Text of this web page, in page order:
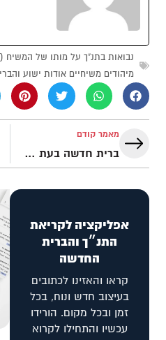
נבואות בתנ"ך על מותו של המשיח
מיהודים משיחיים אודות ישוע
מאמר קודם
ברית חדשה בעת קיבוץ גלויות?
אפליקציה לקריאת
התנ״ך והברית
החדשה
קראו והאזינו לכתובים
בעיצוב חדש ונוח, בכל
זמן ובכל מקום. הורידו
עכשיו והתחילו לקרוא